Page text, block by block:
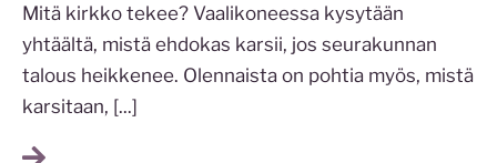
Mitä kirkko tekee? Vaalikoneessa kysytään
yhtäältä, mistä ehdokas karsii, jos seurakunnan
talous heikkenee. Olennaista on pohtia myös, mistä
karsitaan, [...]